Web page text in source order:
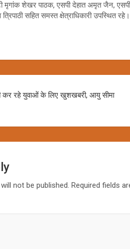
मृगांक शेखर पाठक, एसपी देहात अमृत जैन,
सहित समस्त क्षेत्राधिकारी उपस्थित रहे।
कर रहे युवाओं के लिए खुशखबरी, आयु सीमा
not be published. Required fields